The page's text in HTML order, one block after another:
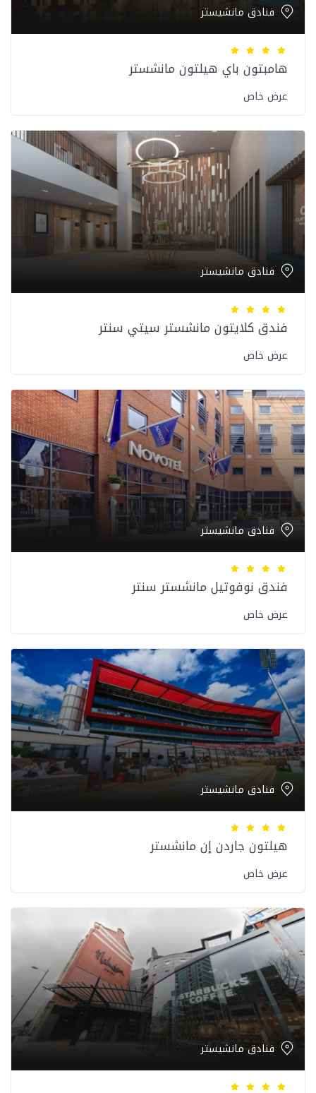
فنادق مانشيستر
هامبتون باي هيلتون مانشستر
عرض خاص
فنادق مانشيستر
فندق كلايتون مانشستر سيتي سنتر
عرض خاص
فنادق مانشيستر
فندق نوفوتيل مانشستر سنتر
عرض خاص
فنادق مانشيستر
هيلتون جاردن إن مانشستر
عرض خاص
فنادق مانشيستر